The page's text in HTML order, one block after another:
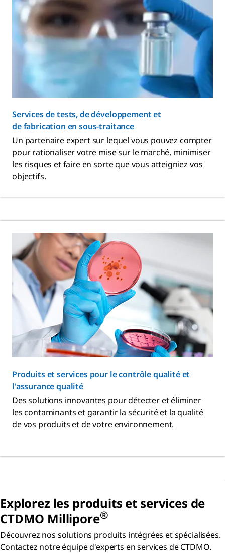
Services de tests, de développement et
de fabrication en sous-traitance
Un partenaire expert sur lequel vous pouvez compter
pour rationaliser votre mise sur le marché, minimiser
les risques et faire en sorte que vous atteigniez vos
objectifs.
Produits et services pour le contrôle qualité et
l'assurance qualité
Des solutions innovantes pour détecter et éliminer
les contaminants et garantir la sécurité et la qualité
de vos produits et de votre environnement.
Explorez les produits et services de
CTDMO Millipore®
Découvrez nos solutions produits intégrées et spécialisées.
Contactez notre équipe d'experts en services de CTDMO.